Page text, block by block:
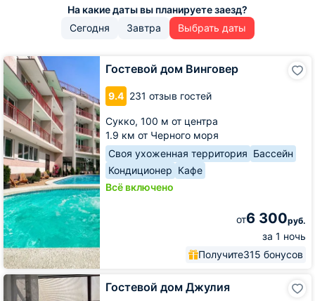
Сегодня Завтра Выбрать даты
Гостевой дом Винговер
9.4 231 отзыв гостей
Сукко, 100 м от центра
1.9 км от Черного моря
Своя ухоженная территория Бассейн
Кондиционер Кафе
Всё включено
от6 300руб.
за 1 ночь
Получите315 бонусов
Гостевой
дом
Винговер
Гостевой дом Джулия
Гостевой
дом